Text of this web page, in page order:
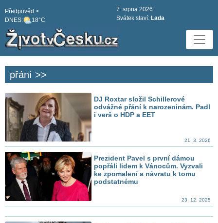
DNES: 18°C
Předpověd >
7. srpna 2026
Svátek slaví: Lada
přání >>
DJ Roxtar složil Schillerové
odvážné přání k narozeninám. Padl
i verš o HDP a EET
21. 3. 2026
Prezident Pavel s první dámou
popřáli lidem k Vánocům. Vyzvali
ke zpomalení a návratu k tomu
podstatnému
23. 12. 2025